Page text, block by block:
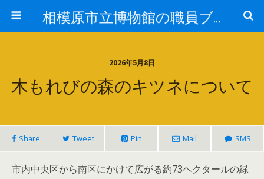
相模原市立博物館の職員ブログ
2026年5月8日
木もれびの森のキツネについて
Share Tweet Pin Mail SMS
市内中央区から南区にかけて広がる約73ヘクタールの緑